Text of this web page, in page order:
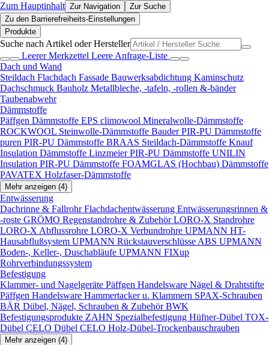
Zum Hauptinhalt Zur Navigation
Zur Suche
Zu den Barrierefreiheits-Einstellungen
Produkte
Suche nach Artikel oder Hersteller
Leerer Merkzettel Leere Anfrage-Liste
Dach und Wand
Steildach Flachdach Fassade Bauwerksabdichtung Kaminschutz
Dachschmuck Bauholz Metallbleche, -tafeln, -rollen &-bänder
Taubenabwehr
Dämmstoffe
Päffgen Dämmstoffe EPS climowool Mineralwolle-Dämmstoffe
ROCKWOOL Steinwolle-Dämmstoffe Bauder PIR-PU Dämmstoffe
puren PIR-PU Dämmstoffe BRAAS Steildach-Dämmstoffe Knauf
Insulation Dämmstoffe Linzmeier PIR-PU Dämmstoffe UNILIN
Insulation PIR-PU Dämmstoffe FOAMGLAS (Hochbau) Dämmstoffe
PAVATEX Holzfaser-Dämmstoffe
Mehr anzeigen (4)
Entwässerung
Dachrinne & FallrohrFlachdachentwässerung Entwässerungsrinnen &
-roste GRÖMO Regenstandrohre & ZubehörLORO-X Standrohre
LORO-X Abflussrohre LORO-X Verbundrohre UPMANN HT-
Hausabflußsystem UPMANN Rückstauverschlüsse ABS UPMANN
Boden-, Keller-, Duschabläufe UPMANN FIXup
Rohrverbindungssystem
Befestigung
Klammer- und Nagelgeräte Päffgen Handelsware Nägel & Drahtstifte
Päffgen Handelsware Hammertacker u. Klammern SPAX-Schrauben
BÄR Dübel, Nägel, Schrauben & ZubehörBWK
Befestigungsprodukte ZAHN Spezialbefestigung Hüfner-Dübel TOX-
Dübel CELO Dübel CELO Holz-Dübel-Trockenbauschrauben
Mehr anzeigen (4)